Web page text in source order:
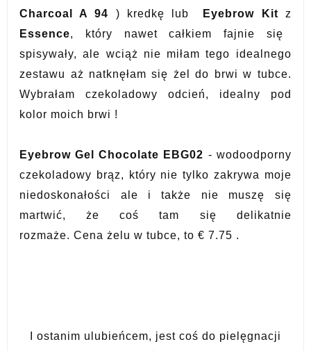
Charcoal A 94 ) kredkę lub Eyebrow Kit z
Essence, który nawet całkiem fajnie się
spisywały, ale wciąż nie miłam tego idealnego
zestawu aż natknęłam się żel do brwi w tubce.
Wybrałam czekoladowy odcień, idealny pod
kolor moich brwi !
Eyebrow Gel Chocolate EBG02 - wodoodporny
czekoladowy brąz, który nie tylko zakrywa moje
niedoskonałości ale i także nie muszę się
martwić, że coś tam się delikatnie
rozmaże.Cena żelu w tubce, to € 7.75 .
I ostanim ulubieńcem, jest coś do pielęgnacji